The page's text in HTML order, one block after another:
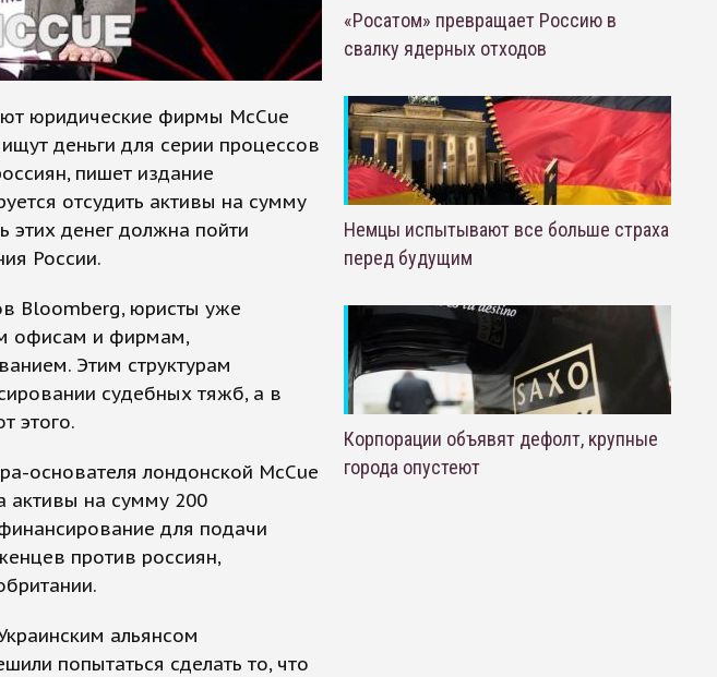
юридические фирмы McCue
деньги для серии процессов
пишет издание
отсудить активы на сумму
этих денег должна пойти
России.
Bloomberg, юристы уже
офисам и фирмам,
Этим структурам
судебных тяжб, а в
этого.
основателя лондонской McCue
активы на сумму 200
для подачи
против россиян,
альянсом
попытаться сделать то, что
«Росатом» превращает Россию в
свалку ядерных отходов
Немцы испытывают все больше страха
перед будущим
Корпорации объявят дефолт, крупные
города опустеют